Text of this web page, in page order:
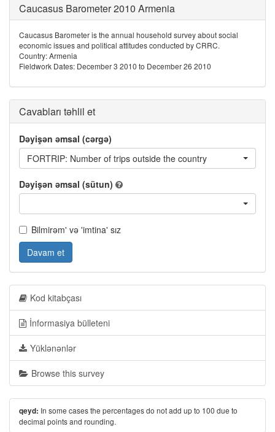
Caucasus Barometer 2010 Armenia
Caucasus Barometer is the annual household survey about social
economic issues and political attitudes conducted by CRRC.
Country: Armenia
Fieldwork Dates: December 3 2010 to December 26 2010
Cavabları təhlil et
Dəyişən əmsal (cərgə)
FORTRIP: Number of trips outside the country
Dəyişən əmsal (sütun)
Bilmirəm' və 'imtina' sız
Davam et
Kod kitabçası
İnformasiya bülleteni
Yüklənənlər
Browse this survey
qeyd: In some cases the percentages do not add up to 100 due to
decimal points and rounding.